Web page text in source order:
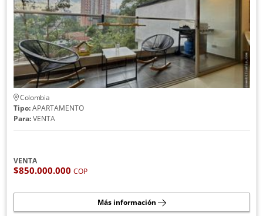
Colombia
Tipo:APARTAMENTO
Para:VENTA
VENTA
$850.000.000 COP
Más información